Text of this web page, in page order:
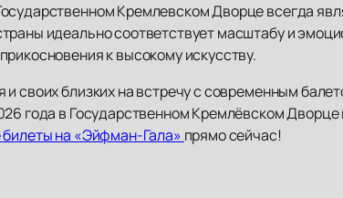
Кремлевском Дворце всегда
идеально соответствует масштабу и
к высокому искусству.
и своих близких на встречу с современным
года в Государственном Кремлёвском
билеты на «Эйфман-Гала» прямо сейчас!